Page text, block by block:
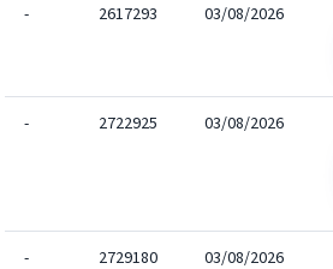
- 2617293 03/08/2026
- 2722925 03/08/2026
- 2729180 03/08/2026